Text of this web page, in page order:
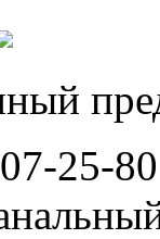
25-80